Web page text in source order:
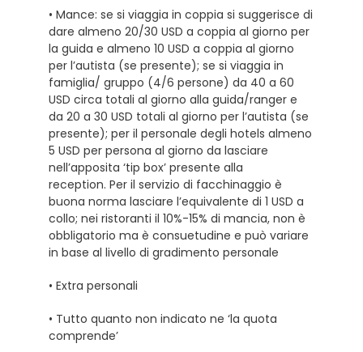
• Mance: se si viaggia in coppia si suggerisce di
dare almeno 20/30 USD a coppia al giorno per
la guida e almeno 10 USD a coppia al giorno
per l’autista (se presente); se si viaggia in
famiglia/ gruppo (4/6 persone) da 40 a 60
USD circa totali al giorno alla guida/ranger e
da 20 a 30 USD totali al giorno per l’autista (se
presente); per il personale degli hotels almeno
5 USD per persona al giorno da lasciare
nell’apposita ‘tip box’ presente alla
reception. Per il servizio di facchinaggio è
buona norma lasciare l’equivalente di 1 USD a
collo; nei ristoranti il 10%-15% di mancia, non è
obbligatorio ma è consuetudine e può variare
in base al livello di gradimento personale
• Extra personali
• Tutto quanto non indicato ne ‘la quota
comprende’